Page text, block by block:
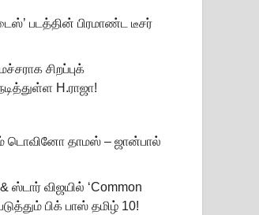
படத்தின் பிரமாண்ட டீசர்
சிறப்புக்
H.ராஜா!
டொவினோ தாமஸ் – ஜான்பால்
விஜயில் ‘Common
பிக் பாஸ் தமிழ் 10!